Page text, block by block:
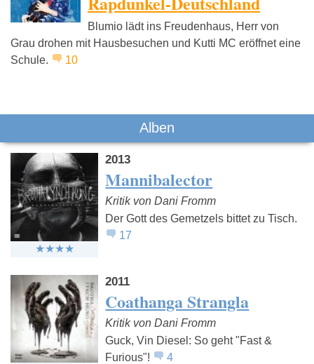
Kollegah Marteria K.I.Z.
Blumio lädt ins Freudenhaus, Herr von
Grau drohen mit Hausbesuchen und Kutti MC eröffnet eine
Schule.
10
Alben
2013
Mannibalector
Kritik von Dani Fromm
Der Gott des Gemetzels bittet zu Tisch.
17
2011
Coathanga Strangla
Kritik von Dani Fromm
Guck, Vin Diesel: So geht "Fast &
Furious"!
4